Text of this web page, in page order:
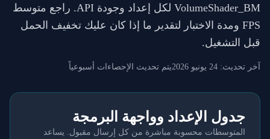
VolumeShader_BM لكل إعداد وجودة API. راجع متوسط
FPS ومدة الاختبار لتقدير ما إذا كان عليك تخفيف الحمل
قبل التشغيل.
آخر تحديث: 24 يونيو 2026 يتم تحديث الإحصاءات أسبوعياً
جدول الإعداد وواجهة البرمجة
المتوسطات محسوبة مباشرة من كل إرسال مقبول. يساعد